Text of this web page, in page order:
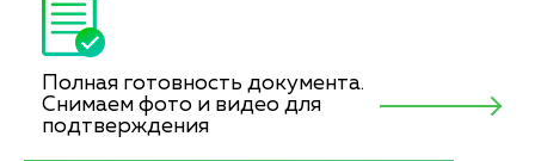
Полная готовность документа.
Снимаем фото и видео для
подтверждения